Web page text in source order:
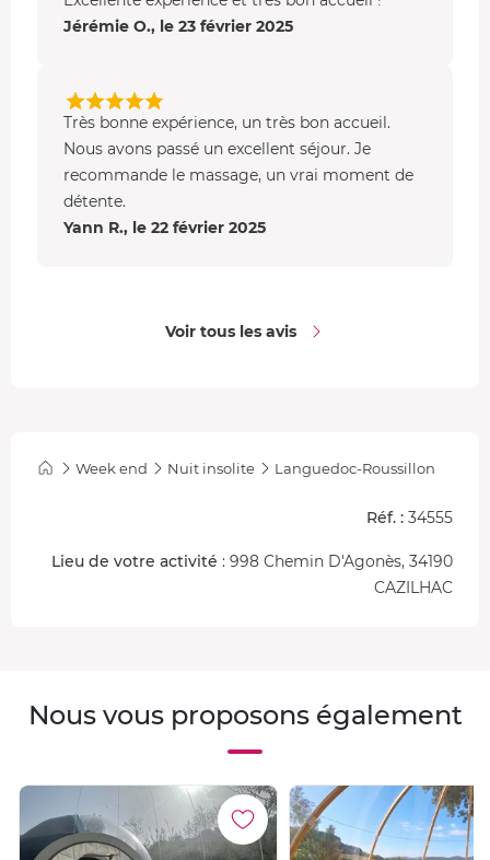
Jérémie O., le 23 février 2025
Très bonne expérience, un très bon accueil.
Nous avons passé un excellent séjour. Je
recommande le massage, un vrai moment de
détente.
Yann R., le 22 février 2025
Voir tous les avis
Week end Nuit insolite Languedoc-Roussillon
Réf. : 34555
Lieu de votre activité : 998 Chemin D'Agonès, 34190
CAZILHAC
Nous vous proposons également